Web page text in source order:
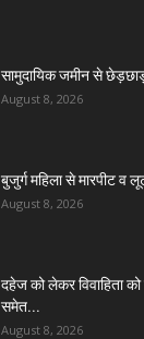
सामुदायिक जमीन से छेड़छाड़
August 8, 2026
बुजुर्ग महिला से मारपीट व
August 8, 2026
दहेज को लेकर विवाहिता
समेत...
August 8, 2026